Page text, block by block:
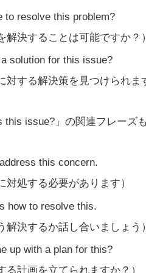
to resolve this problem?
解決することは可能ですか？）
solution for this issue?
対する解決策を見つけられま
this issue?」の関連フレーズ
this concern.
対処する必要があります）
how to resolve this.
解決するか話し合いましょう）
up with a plan for this?
る計画を立てられますか？）